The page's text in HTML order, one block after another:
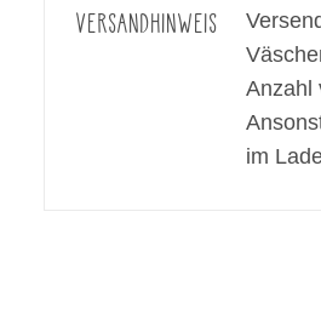
VERSANDHINWEIS
Anzahl
im